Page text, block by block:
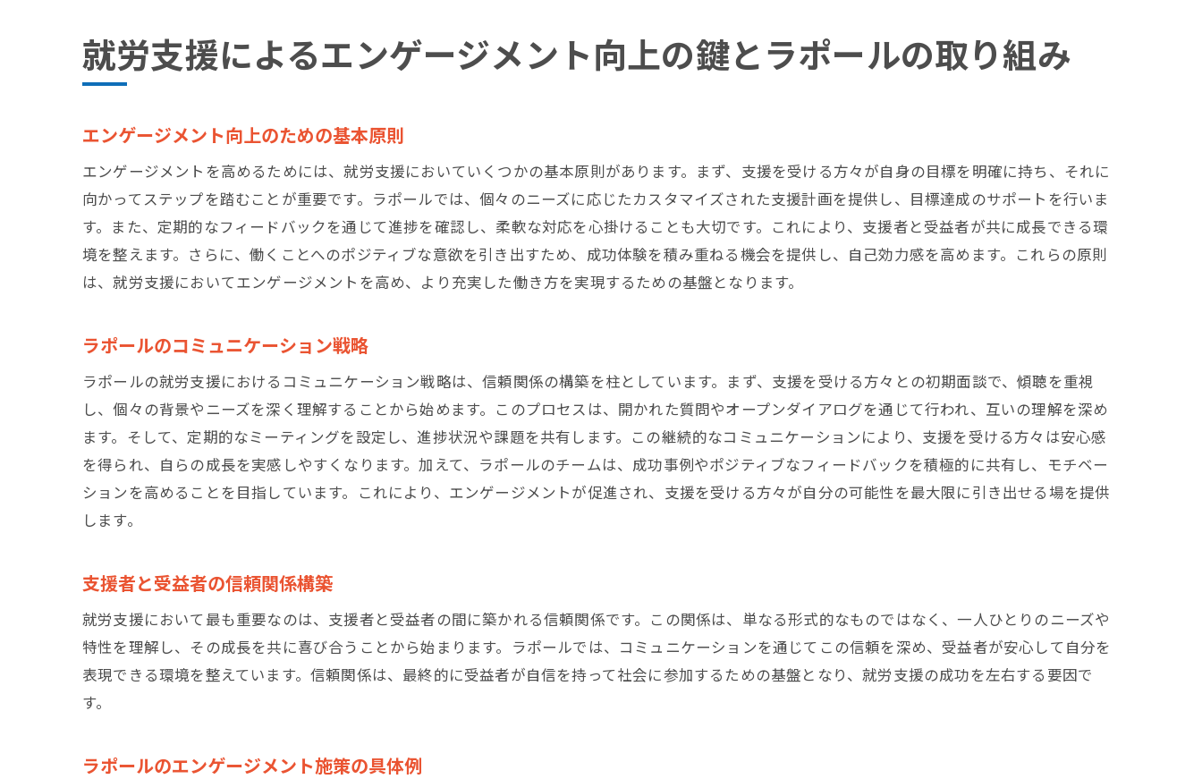
求職者が共感する支援サービスの提供
地域社会との結びつきを深める就労支援の重要性
ラポールの地域資源活用事例
地域イベントを活用した就労支援
地域との協力による新しい支援モデル
地域住民との協働によるエンゲージメント
働く意欲を引き出す就労支援の具体的な方法とは
実際の就労体験を重視したプログラム
フィードバックを活用した成長促進
成功体験を共有する場の提供
自己効力感を高める支援手段
ラポールが提供する就労支援で能力を最大限に引き出す
多様な職種に対応した訓練の実施
自己発見を促すワークショップ
参加者に人気のエンゲージメントプログラム
就労支援によるエンゲージメント向上の鍵とラポールの取り組み
エンゲージメント向上のための基本原則
エンゲージメントを高めるためには、就労支援においていくつかの基本原則があります。まず、支援を受ける方々が自身の目標を明確に持ち、それに
向かってステップを踏むことが重要です。ラポールでは、個々のニーズに応じたカスタマイズされた支援計画を提供し、目標達成のサポートを行いま
す。また、定期的なフィードバックを通じて進捗を確認し、柔軟な対応を心掛けることも大切です。これにより、支援者と受益者が共に成長できる環
境を整えます。さらに、働くことへのポジティブな意欲を引き出すため、成功体験を積み重ねる機会を提供し、自己効力感を高めます。これらの原則
は、就労支援においてエンゲージメントを高め、より充実した働き方を実現するための基盤となります。
ラポールのコミュニケーション戦略
ラポールの就労支援におけるコミュニケーション戦略は、信頼関係の構築を柱としています。まず、支援を受ける方々との初期面談で、傾聴を重視
し、個々の背景やニーズを深く理解することから始めます。このプロセスは、開かれた質問やオープンダイアログを通じて行われ、互いの理解を深め
ます。そして、定期的なミーティングを設定し、進捗状況や課題を共有します。この継続的なコミュニケーションにより、支援を受ける方々は安心感
を得られ、自らの成長を実感しやすくなります。加えて、ラポールのチームは、成功事例やポジティブなフィードバックを積極的に共有し、モチベー
ションを高めることを目指しています。これにより、エンゲージメントが促進され、支援を受ける方々が自分の可能性を最大限に引き出せる場を提供
します。
支援者と受益者の信頼関係構築
就労支援において最も重要なのは、支援者と受益者の間に築かれる信頼関係です。この関係は、単なる形式的なものではなく、一人ひとりのニーズや
特性を理解し、その成長を共に喜び合うことから始まります。ラポールでは、コミュニケーションを通じてこの信頼を深め、受益者が安心して自分を
表現できる環境を整えています。信頼関係は、最終的に受益者が自信を持って社会に参加するための基盤となり、就労支援の成功を左右する要因で
す。
ラポールのエンゲージメント施策の具体例